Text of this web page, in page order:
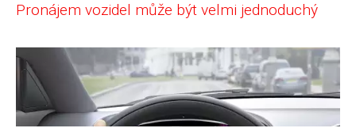
Pronájem vozidel může být velmi jednoduchý